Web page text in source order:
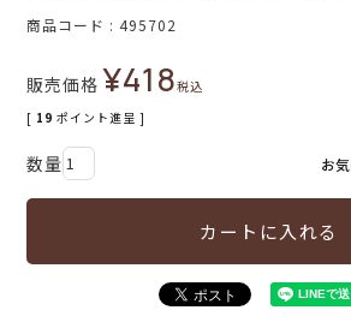
商品コード 495702
販売価格 ¥418税込
[ 19 ポイント進呈 ]
お
カートに入れる